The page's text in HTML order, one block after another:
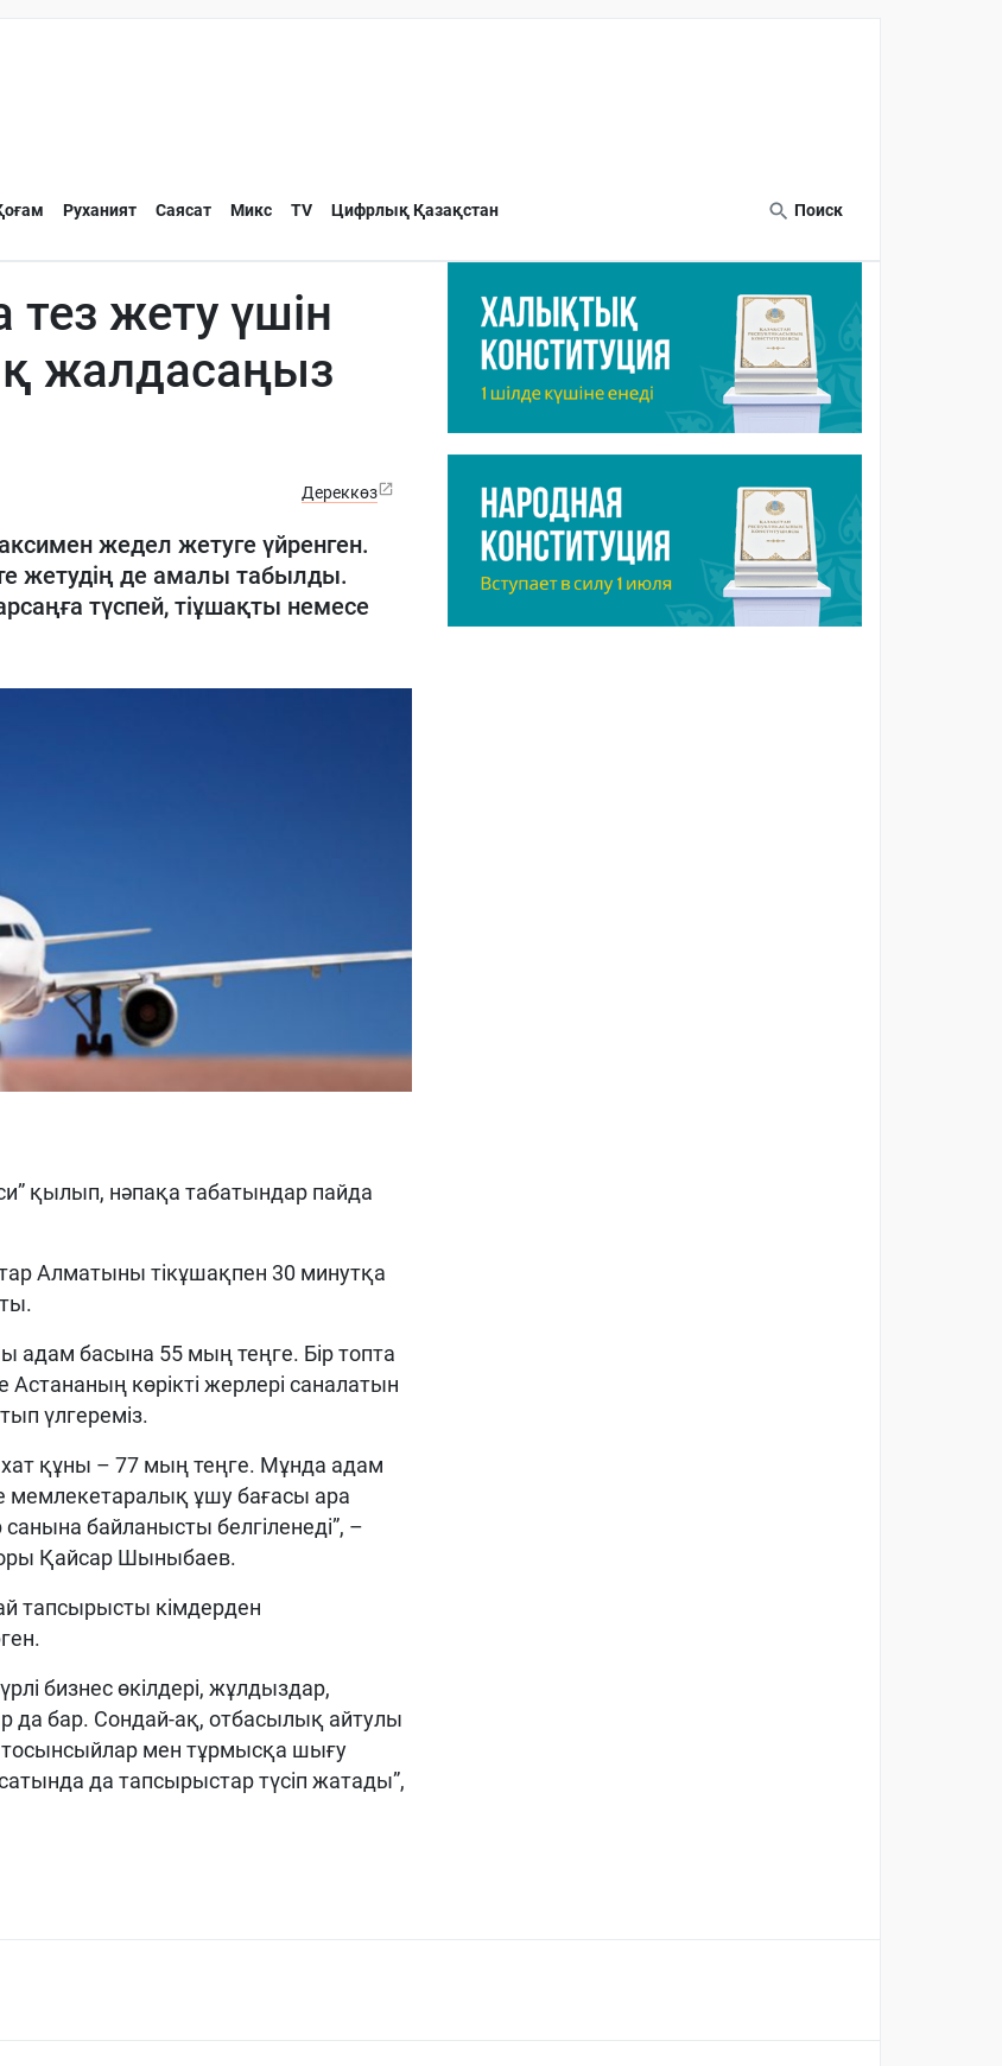
Руханият Саясат Микс TV Цифрлық Қазақстан Поиск
тез жету үшін
жалдасаңыз
Дереккөз
жедел жетуге үйренген.
жетудің де амалы табылды.
түспей, тіұшақты немесе
қылып, нәпақа табатындар пайда
Алматыны тікұшақпен 30 минутқа
адам басына 55 мың теңге. Бір топта
көрікті жерлері саналатын
үлгереміз.
құны – 77 мың теңге. Мұнда адам
мемлекетаралық ұшу бағасы ара
байланысты белгіленеді”, –
Қайсар Шыныбаев.
тапсырысты кімдерден
бизнес өкілдері, жұлдыздар,
да бар. Сондай-ақ, отбасылық айтулы
мен тұрмысқа шығу
да тапсырыстар түсіп жатады”,